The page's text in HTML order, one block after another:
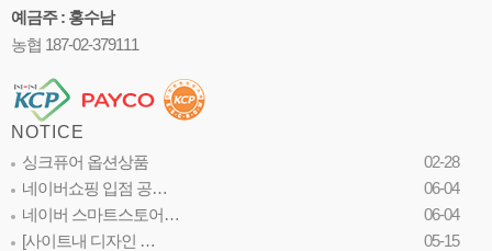
예금주 : 홍수남
농협 187-02-379111
NOTICE
싱크퓨어 옵션상품
02-28
네이버쇼핑 입점 공…
06-04
네이버 스마트스토어…
06-04
[사이트내 디자인 …
05-15